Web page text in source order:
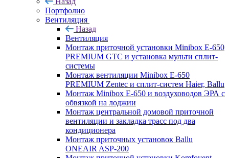
Портфолио
Вентиляция
Назад
Вентиляция
Монтаж приточной установки Minibox E-650
PREMIUM GTC и установка мульти сплит-
системы
Монтаж вентиляции Minibox E-650
PREMIUM Zentec и сплит-систем Haier, Ballu
Монтаж Minibox E-650 и воздуховодов ЭРА с
обвязкой на лоджии
Монтаж центральной домовой приточной
вентиляции и закладка трасс под два
кондиционера
Монтаж приточных установок Ballu
ONEAIR ASP-200